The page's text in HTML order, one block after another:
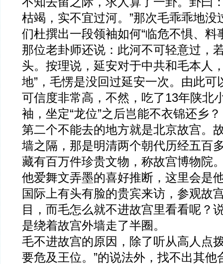
枯竭，实不宜过河。”那次毛乖乖地没
们杜撰出一段领袖如何“临危不惧、料
那位老卦师还说：此河不可轻意过，
头。按理说，延安对于中共和毛本人
地”，毛愣是没回过延安一次。由此可
可信度非常高，不然，吃了13年陕北
袖，坐定“龙位”之后岂能不衣锦还乡？
第二个不能去的地方就是北京故宫。
墙之隔，那是明清两个朝代历经五百
藏有百万件珍贵文物，称故宫博物院
他爱舞文弄墨的喜好推断，这里会是
国际上有头有脸的贵宾来访，参观故
目，而毛怎么就不进故宫里看看呢？
是绕着故宫外墙走了半圈。
毛不进故宫的原因，除了听从高人点
要危及王位。”的说法外，找不出其他